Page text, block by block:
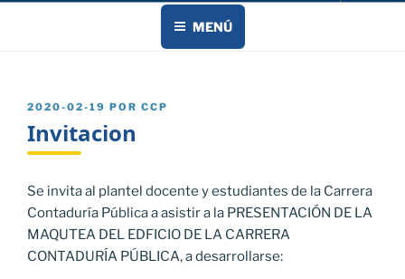
MENÚ
PUBLICADO
2020-02-19 POR CCP
Invitacion
Se invita al plantel docente y estudiantes de la Carrera
Contaduría Pública a asistir a la PRESENTACIÓN DE LA
MAQUTEA DEL EDFICIO DE LA CARRERA
CONTADURÍA PÚBLICA, a desarrollarse: